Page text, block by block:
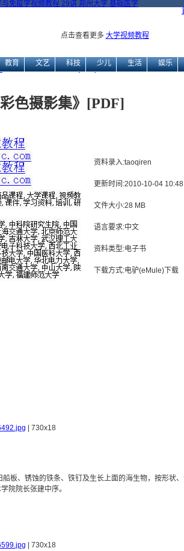
与免疫学视频教程 29讲 郑州大学 基础医学
点击查看更多 大学视频教程
教育 文艺 科技 少儿 生活 娱乐
→ 《抽象彩色摄影集》[PDF]
彩色摄影集》[PDF]
资料录入:taoqiren
更新时间:2010-10-04
文件大小:28 MB
语言要求:中文
资料类型:电子书
下载方式:电驴(eMule)下载
| 730x18
板、锈蚀的铁条、铁钉及生长上面的海生物，按形状
院院长张建中序。
| 730x18